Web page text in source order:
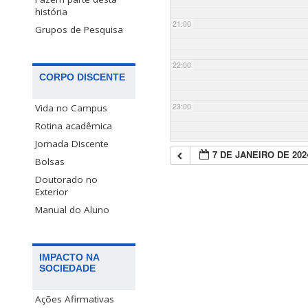
história
Grupos de Pesquisa
CORPO DISCENTE
Vida no Campus
Rotina acadêmica
Jornada Discente
Bolsas
Doutorado no
Exterior
Manual do Aluno
IMPACTO NA
SOCIEDADE
Ações Afirmativas
21:00
22:00
23:00
7 DE JANEIRO DE